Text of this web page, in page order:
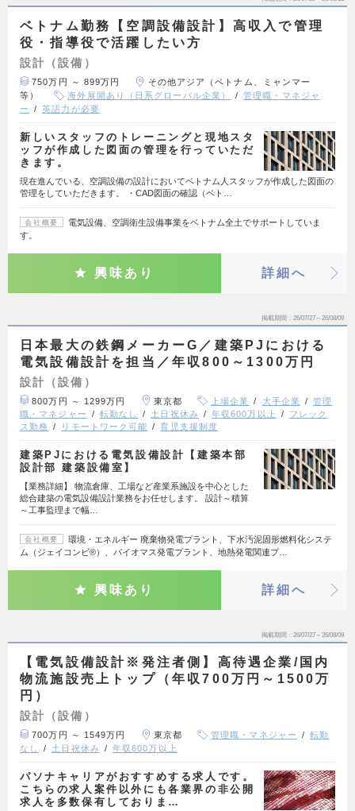
ベトナム勤務【空調設備設計】高収入で管理
役・指導役で活躍したい方
設計（設備）
750万円 ～ 899万円
その他アジア（ベトナム、ミャンマー
等）
海外展開あり（日系グローバル企業）
管理職・マネジャ
ー
英語力が必要
新しいスタッフのトレーニングと現地スタ
ッフが作成した図面の管理を行っていただ
きます。
現在進んでいる、空調設備の設計においてベトナム人スタッフが作成した図面の
管理をしていただきます。 ・CAD図面の確認（ベト…
会社概要
電気設備、空調衛生設備事業をベトナム全土でサポートしていま
す。
興味あり 詳細へ
掲載期間 26/07/27～26/08/09
日本最大の鉄鋼メーカーG／建築PJにおける
電気設備設計を担当／年収800～1300万円
設計（設備）
800万円 ～ 1299万円 東京都 上場企業 大手企業
管理
職・マネジャー
転勤なし 土日祝休み 年収600万以上
フレック
ス勤務
リモートワーク可能 育児支援制度
建築PJにおける電気設備設計【建築本部
設計部 建築設備室】
【業務詳細】 物流倉庫、工場など産業系施設を中心とした
総合建築の電気設備設計業務をお任せします。 設計～積算
～工事監理まで幅…
会社概要
環境・エネルギー 廃棄物発電プラント、下水汚泥固形燃料化システ
ム（ジェイコンビ®）、バイオマス発電プラント、地熱発電関連プ…
興味あり 詳細へ
掲載期間 26/07/27～26/08/09
【電気設備設計※発注者側】高待遇企業/国内
物流施設売上トップ（年収700万円～1500万
円）
設計（設備）
700万円 ～ 1549万円 東京都 管理職・マネジャー
転勤
なし
土日祝休み 年収600万以上
パソナキャリアがおすすめする求人です。
こちらの求人案件以外にも各業界の非公開
求人を多数保有しておりま…